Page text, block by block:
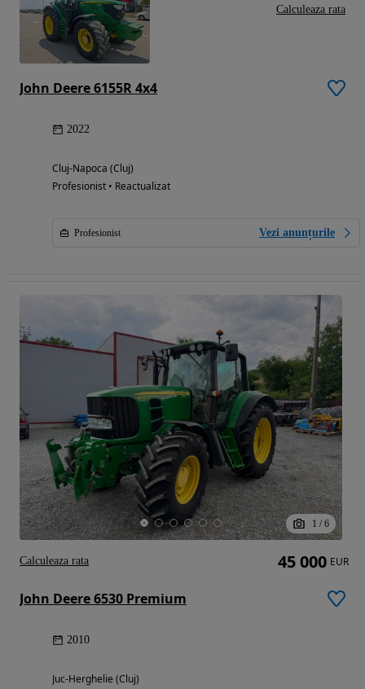
John Deere 6155R 4x4
2022
Cluj-Napoca (Cluj)
Profesionist • Reactualizat
Profesionist Vezi anunțurile
Calculeaza rata
1 / 6
John Deere 6530 Premium
2010
Juc-Herghelie (Cluj)
45 000 EUR
Calculeaza rata